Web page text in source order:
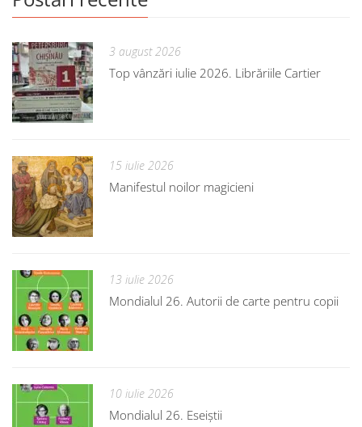
3 august 2026
Top vânzări iulie 2026. Librăriile Cartier
15 iulie 2026
Manifestul noilor magicieni
13 iulie 2026
Mondialul 26. Autorii de carte pentru copii
10 iulie 2026
Mondialul 26. Eseiștii